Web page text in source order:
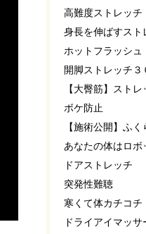
高難度ストレッチ
身長を伸ばすスト
ホットフラッシ
開脚ストレッチ３
【大臀筋】ストレ
ボケ防止
【施術公開】ふ
あなたの体はロボ
ドアストレッチ
突発性難聴
寒くて体カチコチ
ドライアイマッサ